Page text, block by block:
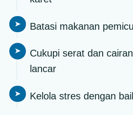
Batasi makanan
Cukupi serat dan
lancar
Kelola stres dengan